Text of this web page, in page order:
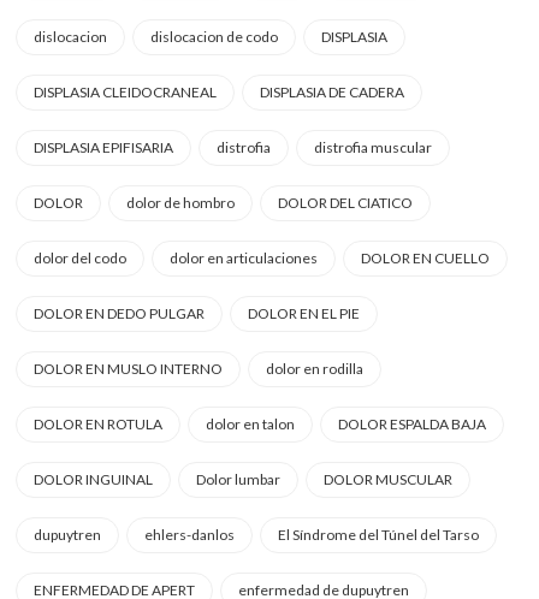
dislocacion dislocacion de codo DISPLASIA
DISPLASIA CLEIDOCRANEAL DISPLASIA DE CADERA
DISPLASIA EPIFISARIA distrofia distrofia muscular
DOLOR dolor de hombro DOLOR DEL CIATICO
dolor del codo dolor en articulaciones DOLOR EN CUELLO
DOLOR EN DEDO PULGAR DOLOR EN EL PIE
DOLOR EN MUSLO INTERNO dolor en rodilla
DOLOR EN ROTULA dolor en talon DOLOR ESPALDA BAJA
DOLOR INGUINAL Dolor lumbar DOLOR MUSCULAR
dupuytren ehlers-danlos El Síndrome del Túnel del Tarso
ENFERMEDAD DE APERT enfermedad de dupuytren